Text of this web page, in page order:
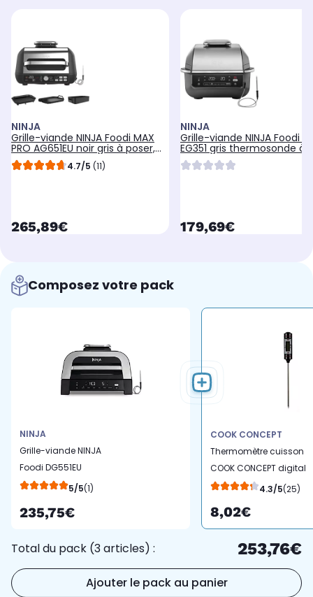
NINJA
Grille-viande NINJA Foodi MAX
PRO AG651EU noir gris à poser,
33x20 cm 4.7/5 (11)
currentPrice
265,89€
NINJA
Grille-viande NINJA Foodi
EG351 gris thermosonde à
25.5x24.5 cm
currentPrice
179,69€
Composez votre pack
NINJA
Grille-viande NINJA
Foodi DG551EU
thermosonde à poser,
5/5(1)
235,75€
COOK CONCEPT
Thermomètre cuisson
COOK CONCEPT digital
de cuisine 4.3/5(25)
8,02€
Total du pack (3 articles) : 253,76€
Ajouter le pack au panier